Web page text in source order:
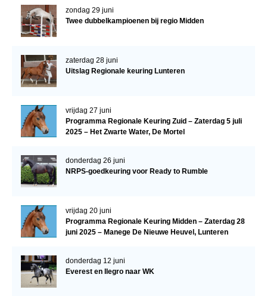
zondag 29 juni
Twee dubbelkampioenen bij regio Midden
zaterdag 28 juni
Uitslag Regionale keuring Lunteren
vrijdag 27 juni
Programma Regionale Keuring Zuid – Zaterdag 5 juli
2025 – Het Zwarte Water, De Mortel
donderdag 26 juni
NRPS-goedkeuring voor Ready to Rumble
vrijdag 20 juni
Programma Regionale Keuring Midden – Zaterdag 28
juni 2025 – Manege De Nieuwe Heuvel, Lunteren
donderdag 12 juni
Everest en Ilegro naar WK